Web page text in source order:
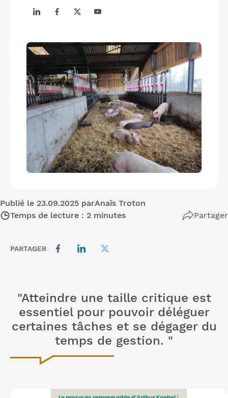
Publié le 23.09.2025 parAnaïs Troton
Temps de lecture : 2 minutes
Partager
PARTAGER
"Atteindre une taille critique est
essentiel pour pouvoir déléguer
certaines tâches et se dégager du
temps de gestion. "